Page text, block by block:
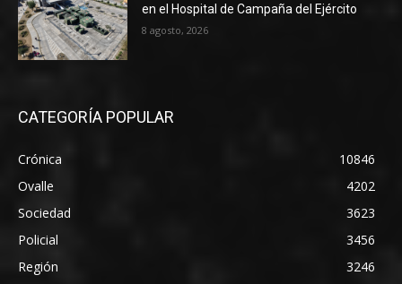
en el Hospital de Campaña del Ejército
8 agosto, 2026
CATEGORÍA POPULAR
Crónica
10846
Ovalle
4202
Sociedad
3623
Policial
3456
Región
3246